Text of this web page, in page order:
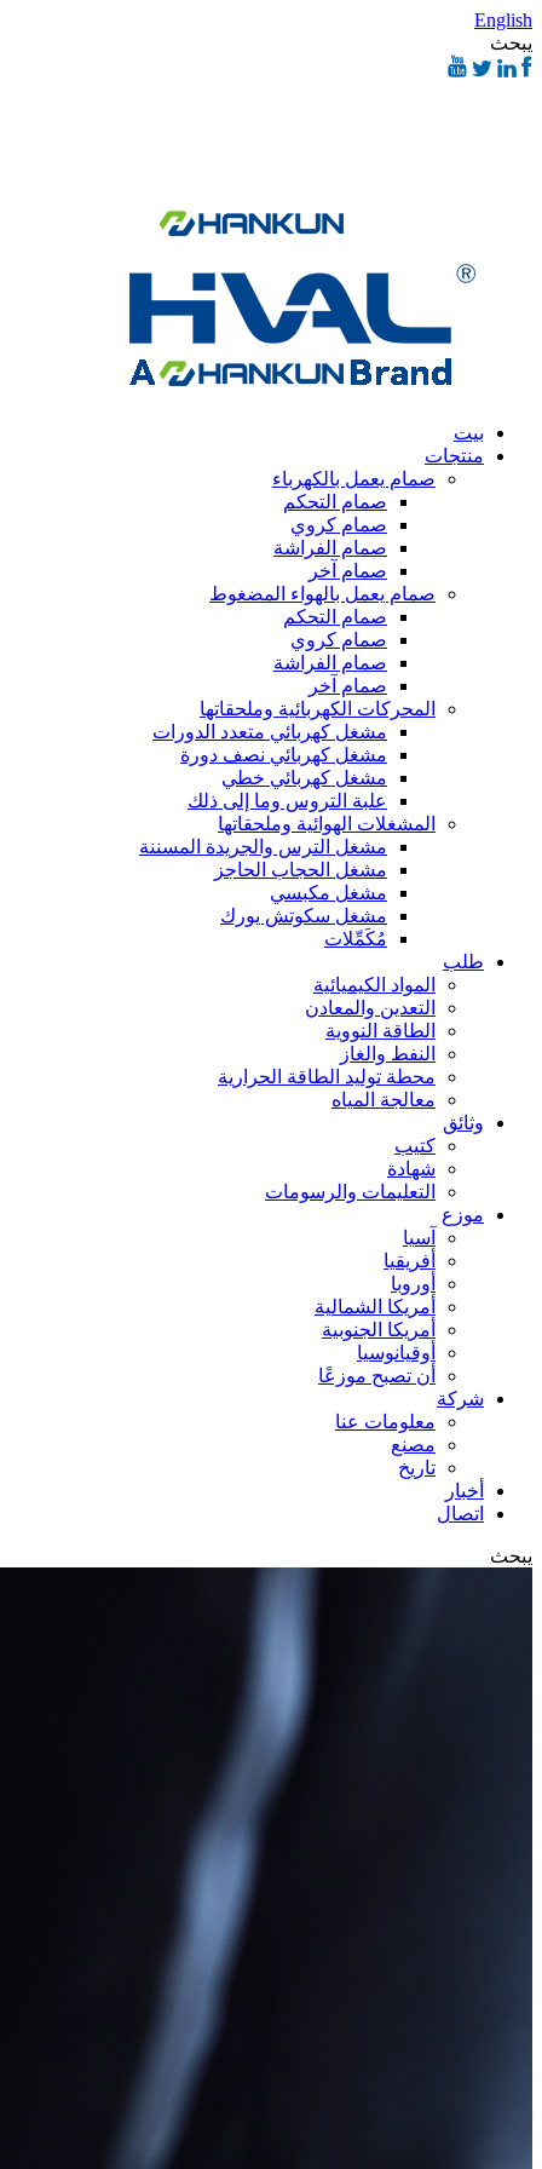
English
يبحث
بيت
منتجات
صمام يعمل بالكهرباء
صمام التحكم
صمام كروي
صمام الفراشة
صمام آخر
صمام يعمل بالهواء المضغوط
صمام التحكم
صمام كروي
صمام الفراشة
صمام آخر
المحركات الكهربائية وملحقاتها
مشغل كهربائي متعدد الدورات
مشغل كهربائي نصف دورة
مشغل كهربائي خطي
علبة التروس وما إلى ذلك
المشغلات الهوائية وملحقاتها
مشغل الترس والجريدة المسننة
مشغل الحجاب الحاجز
مشغل مكبسي
مشغل سكوتش يورك
مُكَمِّلات
طلب
المواد الكيميائية
التعدين والمعادن
الطاقة النووية
النفط والغاز
محطة توليد الطاقة الحرارية
معالجة المياه
وثائق
كتيب
شهادة
التعليمات والرسومات
موزع
آسيا
أفريقيا
أوروبا
أمريكا الشمالية
أمريكا الجنوبية
أوقيانوسيا
أن تصبح موزعًا
شركة
معلومات عنا
مصنع
تاريخ
أخبار
اتصال
يبحث